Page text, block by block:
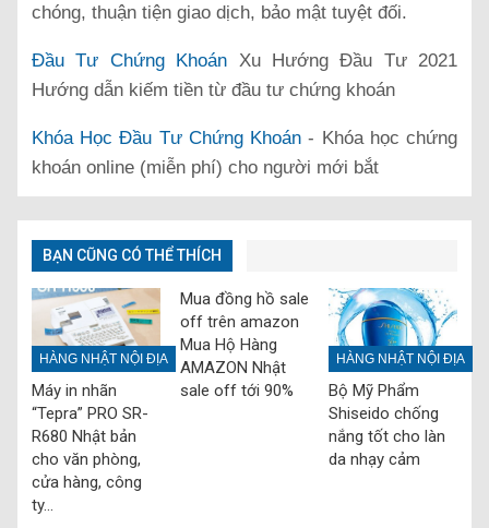
chóng, thuận tiện giao dịch, bảo mật tuyệt đối.
Đầu Tư Chứng Khoán Xu Hướng Đầu Tư 2021
Hướng dẫn kiếm tiền từ đầu tư chứng khoán
Khóa Học Đầu Tư Chứng Khoán - Khóa học chứng
khoán online (miễn phí) cho người mới bắt
BẠN CŨNG CÓ THỂ THÍCH
HÀNG NHẬT NỘI ĐỊA
Máy in nhãn
“Tepra” PRO SR-
R680 Nhật bản
cho văn phòng,
cửa hàng, công
ty…
Mua đồng hồ sale
off trên amazon
Mua Hộ Hàng
AMAZON Nhật
sale off tới 90%
HÀNG NHẬT NỘI ĐỊA
Bộ Mỹ Phẩm
Shiseido chống
nắng tốt cho làn
da nhạy cảm